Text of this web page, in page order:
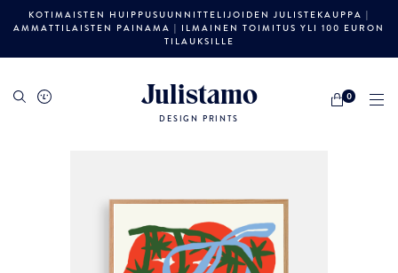
KOTIMAISTEN HUIPPUSUUNNITTELIJOIDEN JULISTEKAUPPA |
AMMATTILAISTEN PAINAMA | ILMAINEN TOIMITUS YLI 100 EURON
TILAUKSILLE
Julistamo
DESIGN PRINTS
0